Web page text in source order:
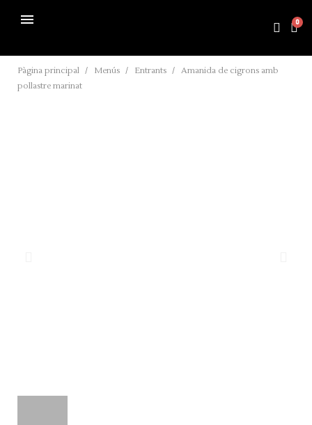
Pàgina principal Menús Entrants
Amanida de cigrons amb
pollastre marinat